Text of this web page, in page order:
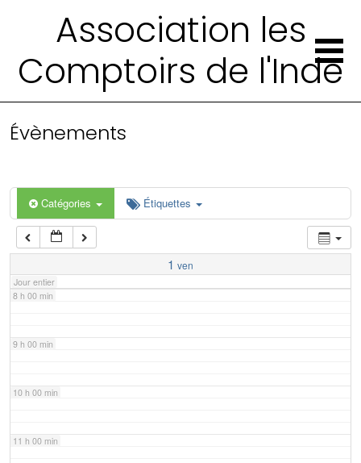
Association les
Comptoirs de l'Inde
Évènements
Catégories Étiquettes
1 ven
Jour entier
4 h 00 min
6 h 00 min
7 h 00 min
8 h 00 min
9 h 00 min
10 h 00 min
11 h 00 min